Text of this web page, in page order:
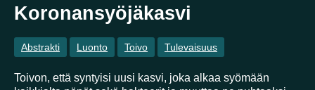
Kotimaa
Suomi Australia Brasilia Ei valittu
Viro
Koronansyöjäkasvi
Abstrakti Luonto Toivo Tulevaisuus
Toivon, että syntyisi uusi kasvi, joka alkaa syömään